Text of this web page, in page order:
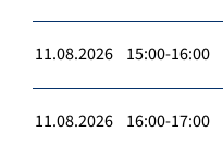
11.08.2026 15:00-16:00
11.08.2026 16:00-17:00